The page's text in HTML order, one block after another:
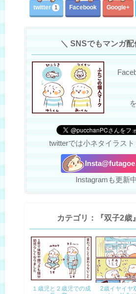
twitter 1 Facebook Google+
＼ SNSでもマンガ配
twitterでは小ネタイラスト
Insta@futagoe
Instagramも更新
カテゴリ：『双子2歳
１歳児と２歳児での成
2歳イヤイヤ